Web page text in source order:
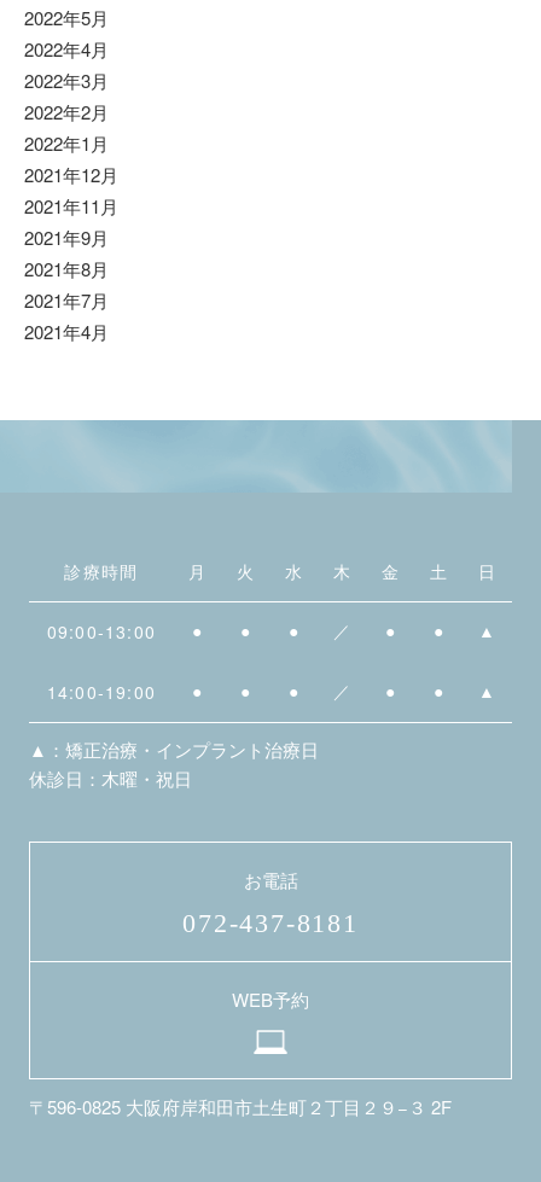
2022年5月
2022年4月
2022年3月
2022年2月
2022年1月
2021年12月
2021年11月
2021年9月
2021年8月
2021年7月
2021年4月
診療時間 月 火 水 木 金 土 日
09:00-13:00 ● ● ● ／ ● ● ▲
14:00-19:00 ● ● ● ／ ● ● ▲
▲：矯正治療・インプラント治療日
休診日：木曜・祝日
お電話
072-437-8181
WEB予約
〒596-0825 大阪府岸和田市土生町２丁目２９−３ 2F